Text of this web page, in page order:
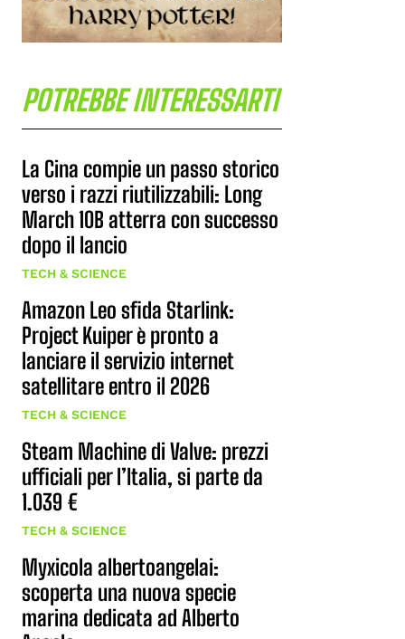
POTREBBE INTERESSARTI
La Cina compie un passo storico
verso i razzi riutilizzabili: Long
March 10B atterra con successo
dopo il lancio
TECH & SCIENCE
Amazon Leo sfida Starlink:
Project Kuiper è pronto a
lanciare il servizio internet
satellitare entro il 2026
TECH & SCIENCE
Steam Machine di Valve: prezzi
ufficiali per l’Italia, si parte da
1.039 €
TECH & SCIENCE
Myxicola albertoangelai:
scoperta una nuova specie
marina dedicata ad Alberto